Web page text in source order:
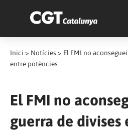
Inici > Notícies > El FMI no
entre potències
El FMI no
guerra de divises